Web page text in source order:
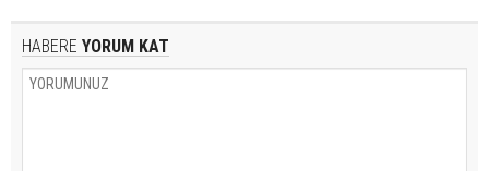
HABERE YORUM KAT